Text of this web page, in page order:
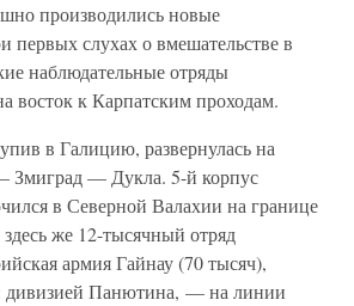
производились новые
первых слухах о вмешательстве в
наблюдательные отряды
восток к Карпатским проходам.
в Галицию, развернулась на
Змиград — Дукла. 5-й корпус
в Северной Валахии на границе
же 12-тысячный отряд
армия Гайнау (70 тысяч),
дивизией Панютина, — на линии